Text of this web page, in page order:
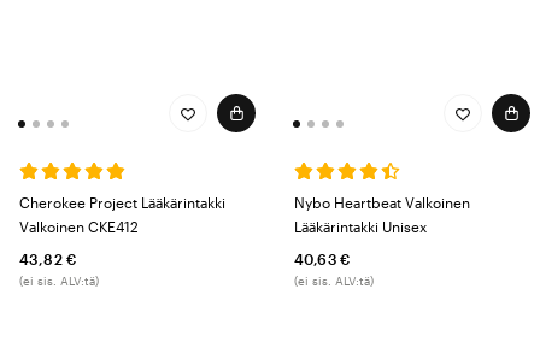
Cherokee Project Lääkärintakki
Valkoinen CKE412
43,82 €
(ei sis. ALV:tä)
Nybo Heartbeat Valkoinen
Lääkärintakki Unisex
40,63 €
(ei sis. ALV:tä)